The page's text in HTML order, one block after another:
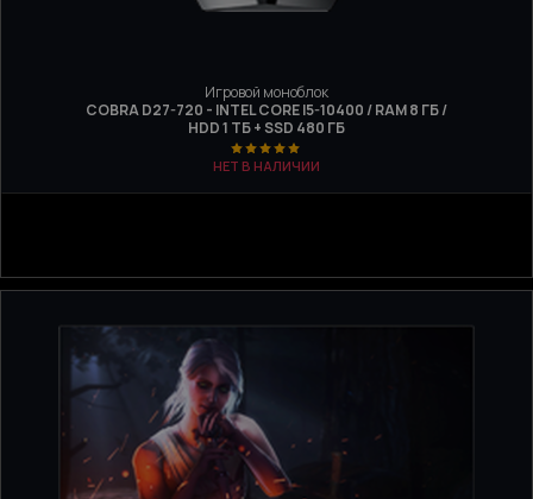
Игровой моноблок
COBRA D27-720 - INTEL CORE I5-10400 / RAM 8 ГБ /
HDD 1 ТБ + SSD 480 ГБ
НЕТ В НАЛИЧИИ